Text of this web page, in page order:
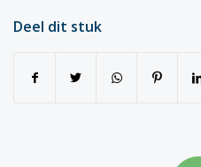
Deel dit stuk